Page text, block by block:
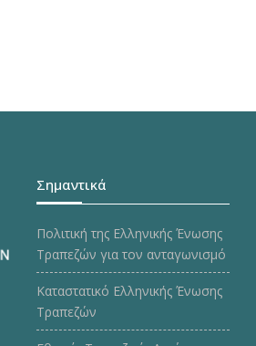
Σημαντικά
Πολιτική της Ελληνικής Ένωσης
Τραπεζών για τον ανταγωνισμό
Καταστατικό Ελληνικής Ένωσης
Τραπεζών